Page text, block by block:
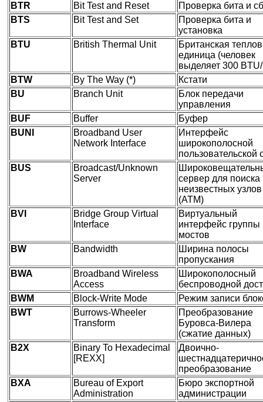
BTR
Bit Test and Reset
Проверка бита и
BTS
Bit Test and Set
Проверка бита и
установка
BTU
British Thermal Unit
Британская
единица (человек
выделяет 300
BTW
By The Way (*)
Кстати
BU
Branch Unit
Блок передачи
управления
BUF
Buffer
Буфер
BUNI
Broadband User
Network Interface
Интерфейс
широкополосной
пользовательской
BUS
Broadcast/Unknown
Server
сервер для поиска
неизвестных узлов
(ATM)
BVI
Bridge Group Virtual
Interface
Виртуальный
интерфейс группы
мостов
BW
Bandwidth
Ширина полосы
пропускания
BWA
Broadband Wireless
Access
Широкополосный
беспроводной
BWM
Block-Write Mode
Режим записи
BWT
Burrows-Wheeler
Transform
Преобразование
Буровcа-Вилера
(сжатие данных)
B2X
Binary To Hexadecimal
[REXX]
Двоично-
преобразование
BXA
Bureau of Export
Administration
Бюро экспортной
администрации